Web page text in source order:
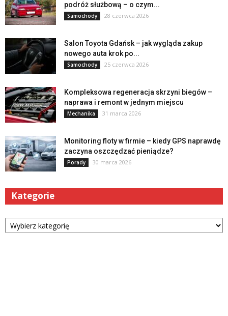
podróż służbową – o czym...
Samochody 28 czerwca 2026
Salon Toyota Gdańsk – jak wygląda zakup
nowego auta krok po...
Samochody 25 czerwca 2026
Kompleksowa regeneracja skrzyni biegów –
naprawa i remont w jednym miejscu
Mechanika 31 marca 2026
Monitoring floty w firmie – kiedy GPS naprawdę
zaczyna oszczędzać pieniądze?
Porady 30 marca 2026
Kategorie
Kategorie